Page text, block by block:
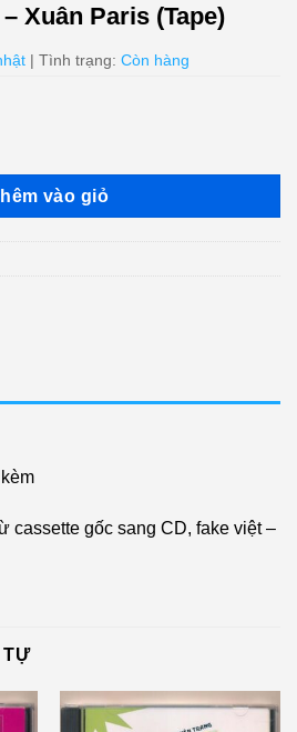
Xuân Paris (Tape)
| Tình trạng: Còn hàng
(Tape) số lượng
vào giỏ
cassette gốc sang CD, fake việt –
TỰ